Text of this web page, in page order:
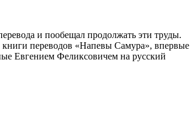
и пообещал продолжать эти труды.
книги переводов «Напевы Самура», впервые
Евгением Феликсовичем на русский